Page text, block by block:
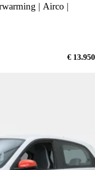
| Airco |
€ 13.950